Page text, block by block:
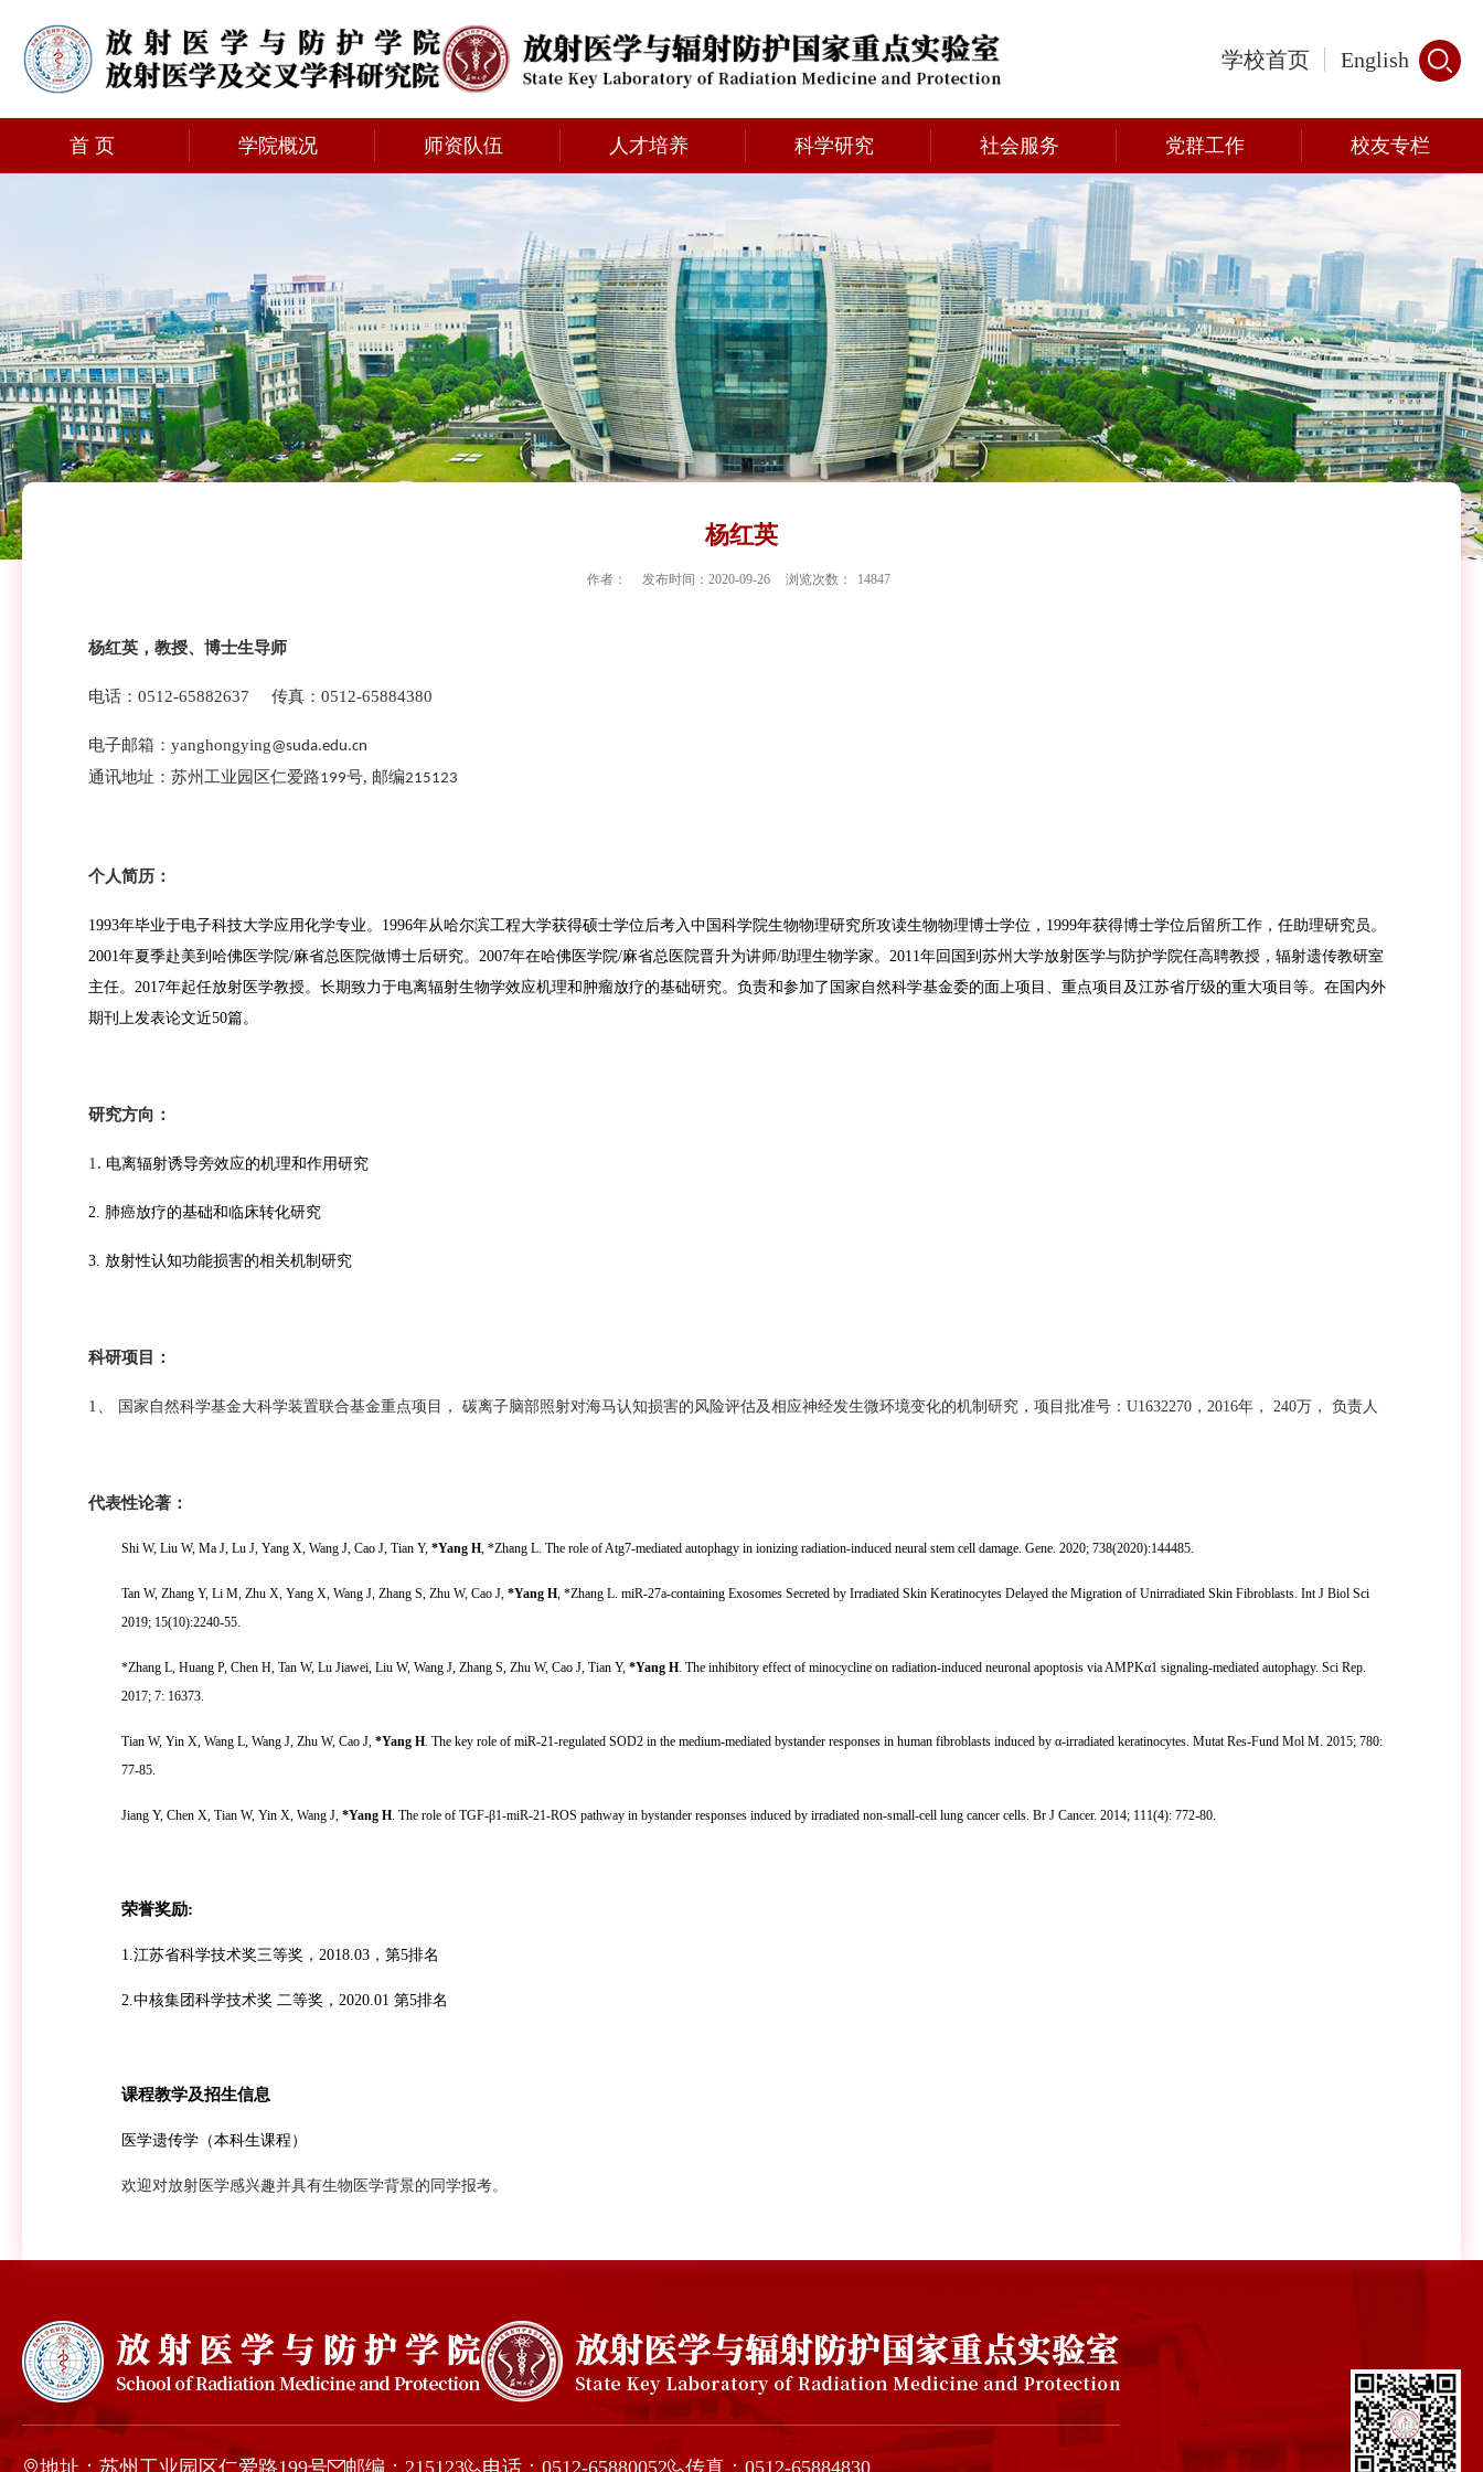
学校首页 English
首 页 学院概况 师资队伍 人才培养 科学研究 社会服务 党群工作 校友专栏
杨红英
作者： 发布时间：2020-09-26 浏览次数： 14847
杨红英 ，教授、博士生导师
电话： 0512-65882637 传真： 0512-65884380
电子邮箱： yanghongying@suda.edu.cn
通讯地址：苏州工业园区仁爱路199号, 邮编215123
个人简历 ：
1993年毕业于电子科技大学应用化学专业。1996年从哈尔滨工程大学获得硕士学位后考入中国科学院生物物理研究所攻读生物物理博士学位，1999年获得博士学位后留所工作，任助理研究员。
2001年夏季赴美到哈佛医学院/麻省总医院做博士后研究。2007年在哈佛医学院/麻省总医院晋升为讲师/助理生物学家。2011年回国到苏州大学放射医学与防护学院任高聘教授，辐射遗传教研室
主任。 2017年起任放射医学教授。长期致力于电离辐射生物学效应机理和肿瘤放疗的基础研究。负责和参加了国家自然科学基金委的面上项目、重点项目及江苏省厅级的重大项目等。在国内外
期刊上发表论文近50篇。
研究方向：
1. 电离辐射诱导旁效应的机理和作用研究
2. 肺癌放疗的基础和临床转化研究
3. 放射性认知功能损害的相关机制研究
科研项目：
1 国家自然科学基金大科学装置联合基金重点项目 ， 碳离子脑部照射对海马认知损害的风险评估及相应神经发生微环境变化的机制研究 ， 项目批准号： U1632270 ， 2016年， 240万， 负责人
代表性论著：
Shi W, Liu W, Ma J, Lu J, Yang X, Wang J, Cao J, Tian Y, *Yang H, *Zhang L. The role of Atg7-mediated autophagy in ionizing radiation-induced neural stem cell damage. Gene. 2020; 738(2020):144485.
Tan W, Zhang Y, Li M, Zhu X, Yang X, Wang J, Zhang S, Zhu W, Cao J, *Yang H, *Zhang L. miR-27a-containing Exosomes Secreted by Irradiated Skin Keratinocytes Delayed the Migration of Unirradiated Skin Fibroblasts. Int J Biol Sci
2019; 15(10):2240-55.
*Zhang L, Huang P, Chen H, Tan W, Lu Jiawei, Liu W, Wang J, Zhang S, Zhu W, Cao J, Tian Y, *Yang H. The inhibitory effect of minocycline on radiation-induced neuronal apoptosis via AMPKα1 signaling-mediated autophagy. Sci Rep.
2017; 7: 16373.
Tian W, Yin X, Wang L, Wang J, Zhu W, Cao J, *Yang H. The key role of miR-21-regulated SOD2 in the medium-mediated bystander responses in human fibroblasts induced by α-irradiated keratinocytes. Mutat Res-Fund Mol M. 2015; 780:
77-85.
Jiang Y, Chen X, Tian W, Yin X, Wang J, *Yang H. The role of TGF-β1-miR-21-ROS pathway in bystander responses induced by irradiated non-small-cell lung cancer cells. Br J Cancer. 2014; 111(4): 772-80.
荣誉奖励:
1.江苏省科学技术奖三等奖， 2018.03 ，第5排名
2.中核集团科学技术奖 二等奖， 2020.01 第5排名
课程教学及招生信息
医学遗传学 （本科生课程）
欢迎对放射医学感兴趣并具有生物医学背景的同学报考。
地址：苏州工业园区仁爱路199号 邮编：215123 电话：0512-65880052 传真：0512-65884830